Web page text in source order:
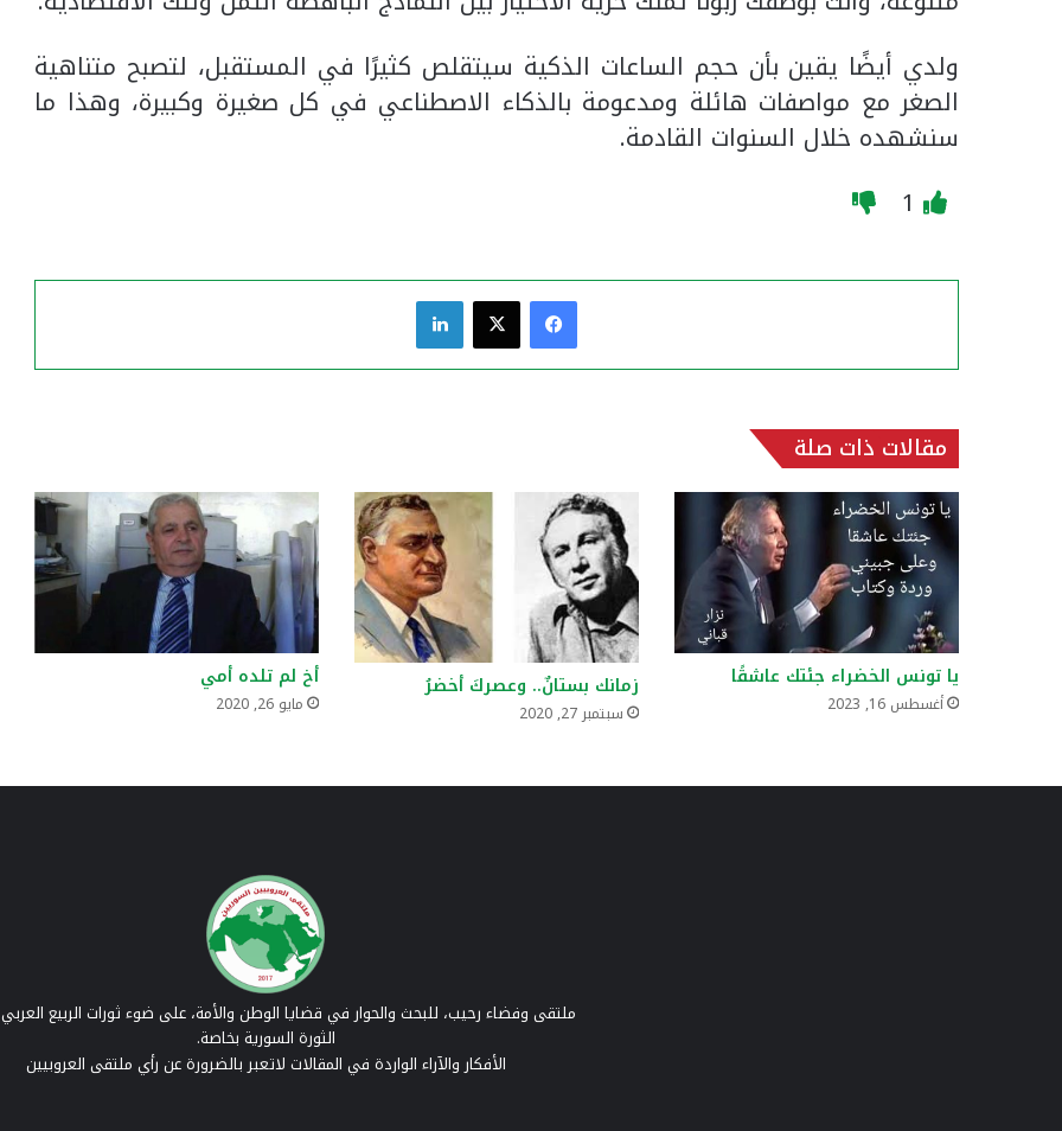
ولدي أيضًا يقين بأن حجم الساعات الذكية سيتقلص كثيرًا في المستقبل، لتصبح متناهية
الصغر مع مواصفات هائلة ومدعومة بالذكاء الاصطناعي في كل صغيرة وكبيرة، وهذا ما
سنشهده خلال السنوات القادمة.
1
فيسبوك
مقالات ذات صلة
يا تونس الخضراء جئتك عاشقًا
أغسطس 16, 2023
زمانك بستانٌ.. وعصركَ أخضرُ
سبتمبر 27, 2020
أخ لم تلده أمي
مايو 26, 2020
ملتقى وفضاء رحيب، للبحث والحوار في قضايا الوطن والأمة، على ضوء ثورات الربيع
الثورة السورية بخاصة.
الأفكار والآراء الواردة في المقالات لاتعبر بالضرورة عن رأي ملتقى العروبيين